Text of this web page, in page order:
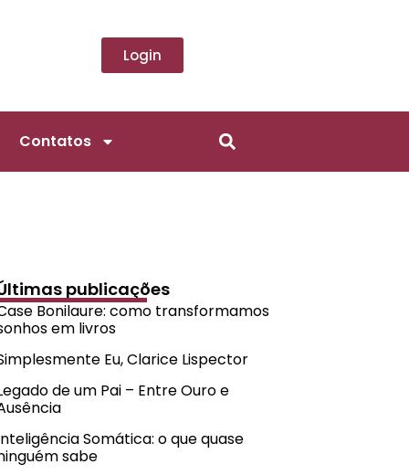
Login
Contatos
publicações
Bonilaure: como transformamos
em livros
Eu, Clarice Lispector
de um Pai – Entre Ouro e
Somática: o que quase
sabe